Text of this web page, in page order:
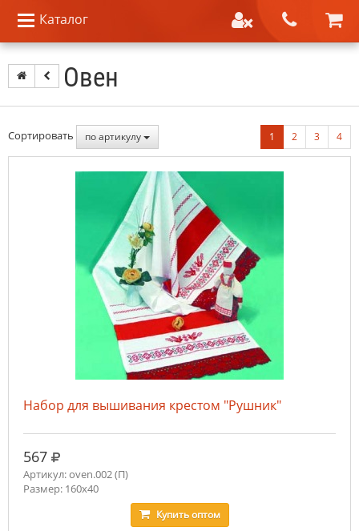
Каталог
Овен
Сортировать по артикулу 1 2 3 4
Набор для вышивания крестом "Рушник"
567 руб.
Артикул: oven.002 (П)
Размер: 160х40
Купитьоптом